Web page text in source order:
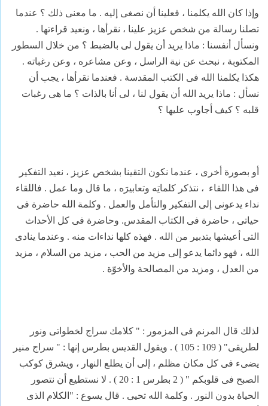
وإذا كان الله يكلمنا ، فعلينا أن نصغى إليه . ما معنى ذلك ؟ عندما
تصلنا رسالة من شخص عزيز علينا ، نقرأها ، ونعيد قراءتها .
ونسأل أنفسنا : ماذا يريد أن يقول لى بالضبط ؟ من خلال السطور
المكتوبة ، نبحث عن نية الراسل ، وعن مشاعره ، وعن رغباته .
هكذا يكلمنا الله فى الكتب المقدسة . فعندما نقرأها ، يجب أن
نسأل : ماذا يريد الله أن يقول لنا ، لى أنا بالذات ؟ ما هى رغبات
قلبه ؟ كيف أجاوب عليها ؟
أو بصورة أخرى ، عندما نكون التقينا بشخص عزيز ، نعيد التفكير
فى هذا اللقاء ، نتذكر كلماتِه وتعابيرَه ، ما قال وما عمل . فاللقاء
نداء يدعونى إلى التفكير والتأمل والعمل . وكلمة الله حاضرة فى
حياتى ، حاضرة فى الكتاب المقدس. وحاضرة فى كل الأحداث
التى أعيشها بتدبير من الله . فهذه كلها نداءات منه . وعندما ينادى
الله ، فهو دائما يدعو إلى مزيد من الحب ، مزيد من السلام ، مزيد
من العدل ، ومزيد من المصالحة والأخوّة .
لذلك قال المرنم فى المزمور : " كلامك سراج لخطواتى ونور
لطريقى" ( 109 : 105 ) . ويقول القديس بطرس إنها : " سراج منير
يضىء فى كل مكان مظلم ، إلى أن يطلع النهار ، ويشرق كوكب
الصبح فى قلوبكم " ( 2 بطرس 1 : 20 ) . لا نستطيع أن نتصور
الحياة بدون النور . وكلمة الله تحيى . قال يسوع : "الكلام الذى